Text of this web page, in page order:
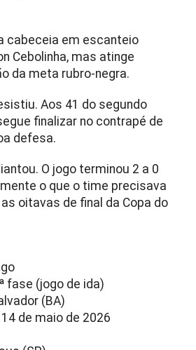
cabeceia em escanteio
Cebolinha, mas atinge
da meta rubro-negra.
Aos 41 do segundo
finalizar no contrapé de
defesa.
O jogo terminou 2 a 0
o que o time precisava
oitavas de final da Copa do
fase (jogo de ida)
(BA)
de maio de 2026